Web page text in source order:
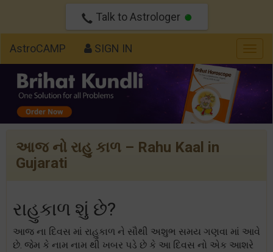
Talk to Astrologer
AstroCAMP SIGN IN
આજ નો રાહુ કાળ – Rahu Kaal in
Gujarati
રાહુકાળ શું છે?
આજ ના દિવસ માં રાહુકાળ ને સૌથી અશુભ સમય ગણવા માં આવે
છે. જેમ કે નામ નામ થી ખબર પડે છે કે આ દિવસ નો એક આશરે